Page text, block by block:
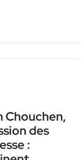
Chouchen,
des
: